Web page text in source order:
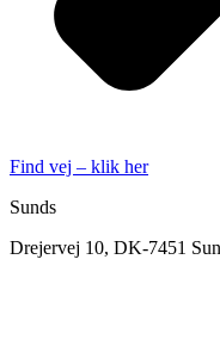
Find vej – klik her
Sunds
Drejervej 10, DK-7451